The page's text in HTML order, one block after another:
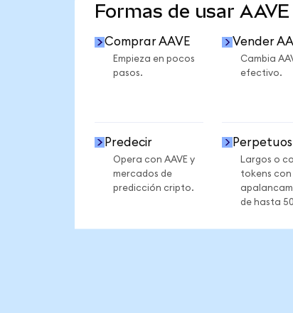
Formas de usar
Comprar AAVE
Empieza en pocos
pasos.
Vender
Cambia
efectivo.
Predecir
Opera con AAVE y
mercados de
predicción cripto.
Perpetuos
Largos o
tokens con
de hasta